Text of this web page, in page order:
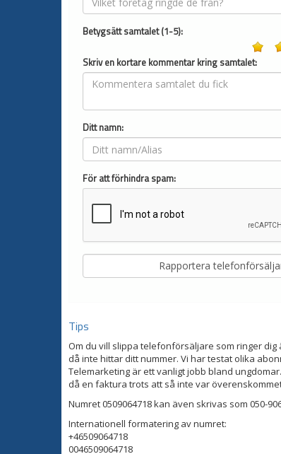
Betygsätt samtalet (1-5):
Skriv en kortare kommentar kring samtalet:
Ditt namn:
För att förhindra spam:
Tips
Om du vill slippa telefonförsäljare som ringer
då inte hittar ditt nummer. Vi har testat olika
Telemarketing är ett vanligt jobb bland
då en faktura trots att så inte var
Numret 0509064718 kan även skrivas som 050-
Internationell formatering av numret:
+46509064718
0046509064718